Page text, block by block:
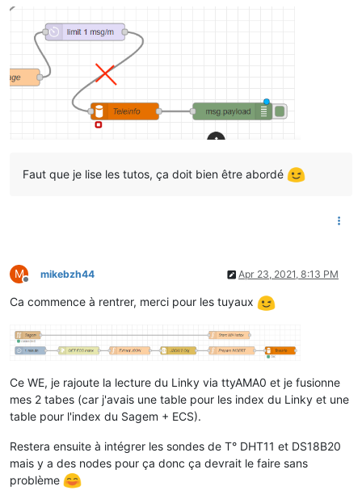
Faut que je lise les tutos, ça doit bien être abordé
M
Offline
mikebzh44 Apr 23, 2021, 8:13 PM
Ca commence à rentrer, merci pour les tuyaux
Ce WE, je rajoute la lecture du Linky via ttyAMA0 et je fusionne
mes 2 tabes (car j'avais une table pour les index du Linky et une
table pour l'index du Sagem + ECS).
Restera ensuite à intégrer les sondes de T° DHT11 et DS18B20
mais y a des nodes pour ça donc ça devrait le faire sans
problème